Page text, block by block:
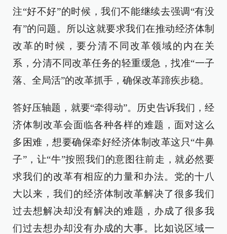
注“好不好”的时候，我们不能继续去强调“有没
有”的问题。所以这就要求我们在推动经济体制
改革的时候，要分清不同改革领域的内在关
系，分清不同改革任务的轻重缓急，找准“一子
落、全局活”的改革抓手，确保改革蹄疾步稳。
答好压轴题，就要“牵得动”。历史告诉我们，经
济体制改革会面临各种各样的难题，面对这么
多困难，想要确保牵好经济体制改革这只“牛鼻
子”，让“牛”按照我们的意图往前走，就必然要
求我们的改革有相应的力量和办法。党的十八
大以来，我们的经济体制改革解决了很多我们
过去想解决却没有解决的难题，办成了很多我
们过去想办却没有办成的大事。比如说区域一